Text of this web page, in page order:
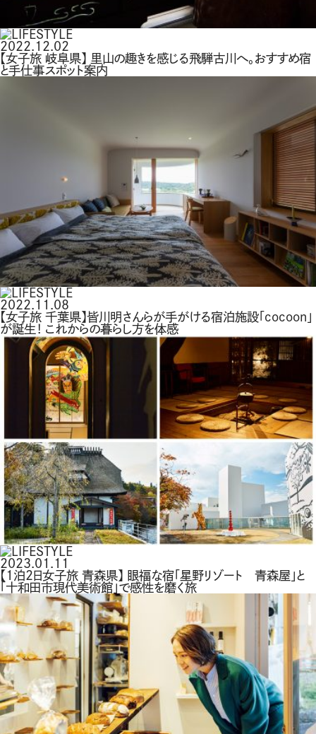
2022.12.02
【女子旅 岐阜県】 里山の趣きを感じる飛騨古川へ。おすすめ宿
と手仕事スポット案内
2022.11.08
【女子旅 千葉県】皆川明さんらが手がける宿泊施設「cocoon」
が誕生！ これからの暮らし方を体感
2023.01.11
【1泊2日女子旅 青森県】 眼福な宿「星野リゾート 青森屋」と
「十和田市現代美術館」で感性を磨く旅